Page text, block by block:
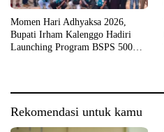
Momen Hari Adhyaksa 2026,
Bupati Irham Kalenggo Hadiri
Launching Program BSPS 500
Rekomendasi untuk kamu